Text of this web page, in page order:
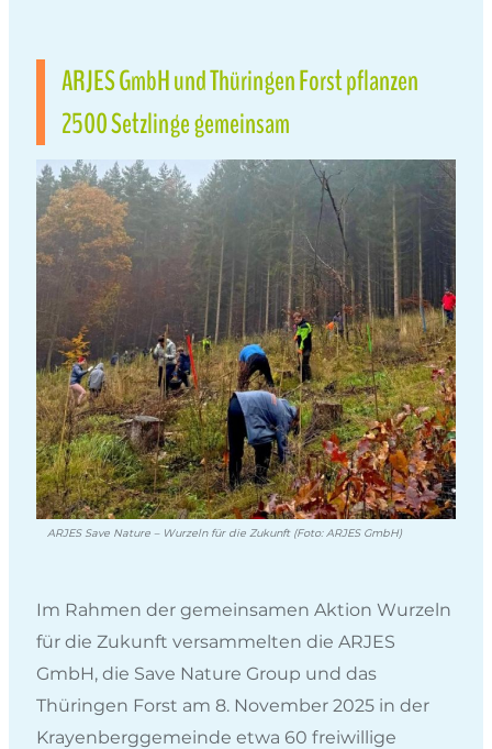
ARJES GmbH und Thüringen Forst pflanzen
2500 Setzlinge gemeinsam
ARJES Save Nature – Wurzeln für die Zukunft (Foto: ARJES GmbH)
Im Rahmen der gemeinsamen Aktion Wurzeln
für die Zukunft versammelten die ARJES
GmbH, die Save Nature Group und das
Thüringen Forst am 8. November 2025 in der
Krayenberggemeinde etwa 60 freiwillige